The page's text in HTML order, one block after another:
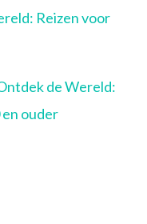
Reizen voor
de Wereld:
en ouder